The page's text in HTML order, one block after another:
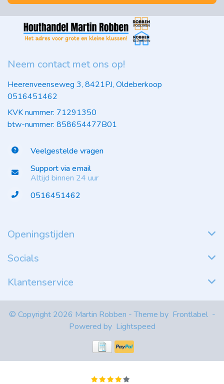
Neem contact met ons op!
Heerenveenseweg 3, 8421PJ, Oldeberkoop
0516451462
KVK nummer: 71291350
btw-nummer: 858654477B01
Veelgestelde vragen
Support via email
Altijd binnen 24 uur
0516451462
Openingstijden
Socials
Klantenservice
© Copyright 2026 Martin Robben - Theme by Frontlabel -
Powered by Lightspeed